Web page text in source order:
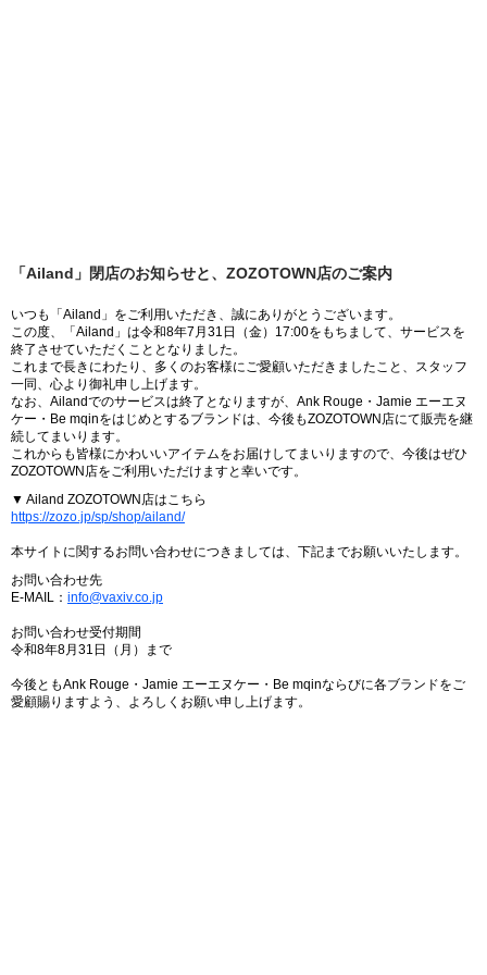
「Ailand」閉店のお知らせと、ZOZOTOWN店のご案内
いつも「Ailand」をご利用いただき、誠にありがとうございます。
この度、「Ailand」は令和8年7月31日（金）17:00をもちまして、サービスを
終了させていただくこととなりました。
これまで長きにわたり、多くのお客様にご愛顧いただきましたこと、スタッフ
一同、心より御礼申し上げます。
なお、Ailandでのサービスは終了となりますが、Ank Rouge・Jamie エーエヌ
ケー・Be mqinをはじめとするブランドは、今後もZOZOTOWN店にて販売を継
続してまいります。
これからも皆様にかわいいアイテムをお届けしてまいりますので、今後はぜひ
ZOZOTOWN店をご利用いただけますと幸いです。
▼ Ailand ZOZOTOWN店はこちら
https://zozo.jp/sp/shop/ailand/
本サイトに関するお問い合わせにつきましては、下記までお願いいたします。
お問い合わせ先
E-MAIL： info@vaxiv.co.jp
お問い合わせ受付期間
令和8年8月31日（月）まで
今後ともAnk Rouge・Jamie エーエヌケー・Be mqinならびに各ブランドをご
愛顧賜りますよう、よろしくお願い申し上げます。